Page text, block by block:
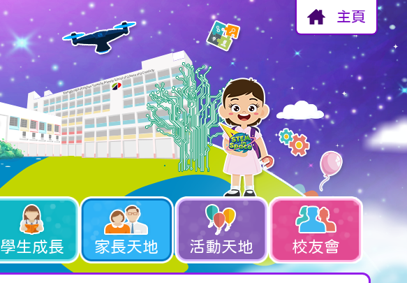
主頁
學生成長 家長天地 活動天地 校友會